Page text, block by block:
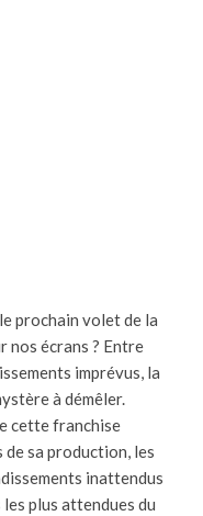
prochain volet de la
nos écrans ? Entre
imprévus, la
à démêler.
cette franchise
sa production, les
inattendus
plus attendues du